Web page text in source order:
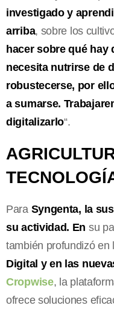
investigado y
arriba, sobre los
hacer sobre qué hay
necesita nutrirse de
robustecerse, por
a sumarse.
digitalizarlo“.
Para Syngenta, la
su actividad. En su
también profundizó en
Digital y en las
Cropwise, la
ofrece soluciones